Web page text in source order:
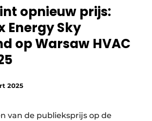
Cookie statement
aanmelden
opnieuw prijs:
Energy Sky
op Warsaw HVAC
2025
van de publieksprijs op de